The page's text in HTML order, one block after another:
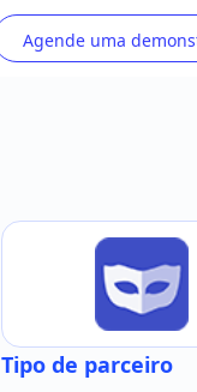
Agende uma
Tipo de parceiro